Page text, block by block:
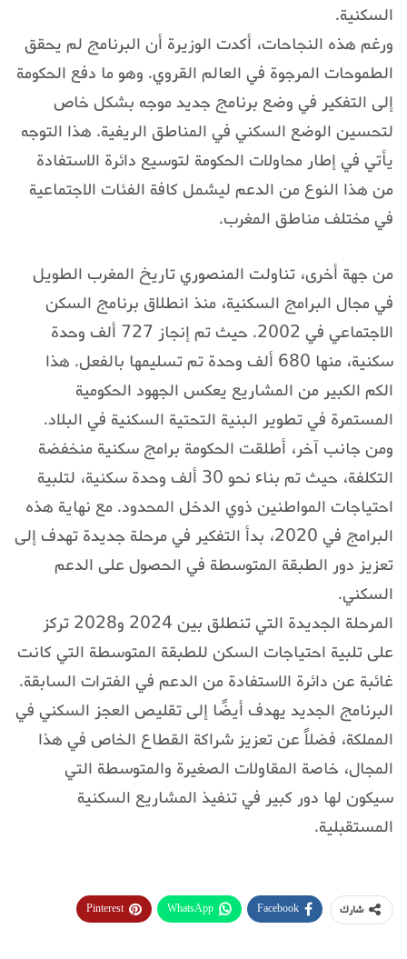
السكنية.
ورغم هذه النجاحات، أكدت الوزيرة أن البرنامج لم يحقق
الطموحات المرجوة في العالم القروي. وهو ما دفع الحكومة
إلى التفكير في وضع برنامج جديد موجه بشكل خاص
لتحسين الوضع السكني في المناطق الريفية. هذا التوجه
يأتي في إطار محاولات الحكومة لتوسيع دائرة الاستفادة
من هذا النوع من الدعم ليشمل كافة الفئات الاجتماعية
في مختلف مناطق المغرب.
من جهة أخرى، تناولت المنصوري تاريخ المغرب الطويل
في مجال البرامج السكنية، منذ انطلاق برنامج السكن
الاجتماعي في 2002. حيث تم إنجاز 727 ألف وحدة
سكنية، منها 680 ألف وحدة تم تسليمها بالفعل. هذا
الكم الكبير من المشاريع يعكس الجهود الحكومية
المستمرة في تطوير البنية التحتية السكنية في البلاد.
ومن جانب آخر، أطلقت الحكومة برامج سكنية منخفضة
التكلفة، حيث تم بناء نحو 30 ألف وحدة سكنية، لتلبية
احتياجات المواطنين ذوي الدخل المحدود. مع نهاية هذه
البرامج في 2020، بدأ التفكير في مرحلة جديدة تهدف إلى
تعزيز دور الطبقة المتوسطة في الحصول على الدعم
السكني.
المرحلة الجديدة التي تنطلق بين 2024 و2028 تركز
على تلبية احتياجات السكن للطبقة المتوسطة التي كانت
غائبة عن دائرة الاستفادة من الدعم في الفترات السابقة.
البرنامج الجديد يهدف أيضًا إلى تقليص العجز السكني في
المملكة، فضلاً عن تعزيز شراكة القطاع الخاص في هذا
المجال، خاصة المقاولات الصغيرة والمتوسطة التي
سيكون لها دور كبير في تنفيذ المشاريع السكنية
المستقبلية.
شارك Facebook
WhatsApp
Pinterest